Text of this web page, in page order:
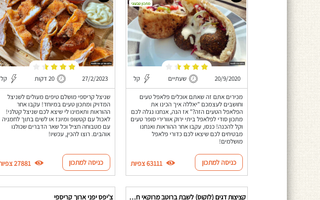
20/9/2020 שעתיים קל
מכירים אתם זה שאתם אוכלים פלאפל טעים
וחושבים לעצמכם "יאללה איך הכינו את
הפלאפל הטעים הזה?" אז הנה, אנחנו נגלה לכם
מתכון סודי לפלאפל ביתי ירוק אוורירי סופר טעים
וקל להכנה! כנסו, עקבו אחר ההוראות ואנחנו
מבטיחים לכם שיצאו לכם כדורי פלאפל
מושלמים!
מתכון טבעוני
כניסה למתכון 63111 צפיות
27/2/2023 20 דקות קל
שניצל קריספי מושלם טיפים מעולים לשניצל
המדויק ומתכון טעים במיוחד! עקבו אחר
ההוראות ותאמינו לי שיצא לכם שניצל קטלני!
לאכול עם קטשופ ומיונז או לשים בתוך לחמניה
עם מטבוחה חציל וכל שאר הדברים שכולנו
אוהבים. רוצו להכין, עכשיו!
כניסה למתכון 27881 צפיות
קציצות דגים (לוקוס) לשבת ברוטב מרוקאי חריף צ'יפס יפני ארוך קריספי